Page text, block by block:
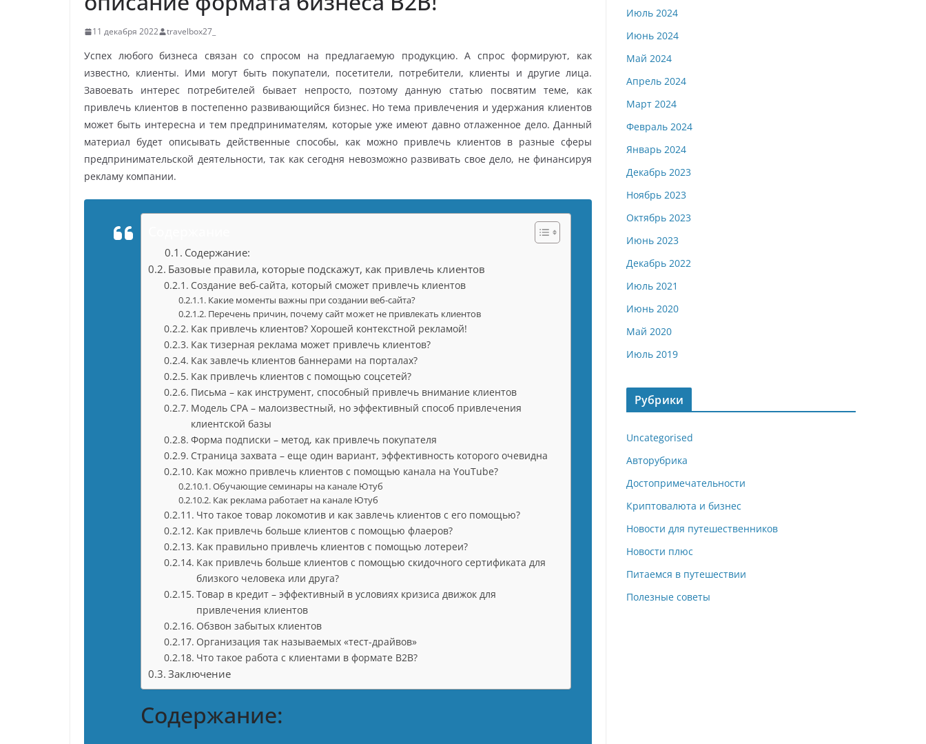
11 декабря 2022 travelbox27_
Успех любого бизнеса связан со спросом на предлагаемую продукцию. А спрос формируют, как
известно, клиенты. Ими могут быть покупатели, посетители, потребители, клиенты и другие лица.
Завоевать интерес потребителей бывает непросто, поэтому данную статью посвятим теме, как
привлечь клиентов в постепенно развивающийся бизнес. Но тема привлечения и удержания клиентов
может быть интересна и тем предпринимателям, которые уже имеют давно отлаженное дело. Данный
материал будет описывать действенные способы, как можно привлечь клиентов в разные сферы
предпринимательской деятельности, так как сегодня невозможно развивать свое дело, не финансируя
рекламу компании.
Содержание:
Базовые правила, которые подскажут, как привлечь клиентов
Создание веб-сайта, который сможет привлечь клиентов
Какие моменты важны при создании веб-сайта?
Перечень причин, почему сайт может не привлекать клиентов
Как привлечь клиентов? Хорошей контекстной рекламой!
Как тизерная реклама может привлечь клиентов?
Как завлечь клиентов баннерами на порталах?
Как привлечь клиентов с помощью соцсетей?
Письма – как инструмент, способный привлечь внимание клиентов
Модель СРА – малоизвестный, но эффективный способ привлечения
клиентской базы
Форма подписки – метод, как привлечь покупателя
Страница захвата – еще один вариант, эффективность которого очевидна
Как можно привлечь клиентов с помощью канала на YouTube?
Обучающие семинары на канале Ютуб
Как реклама работает на канале Ютуб
Что такое товар локомотив и как завлечь клиентов с его помощью?
Как привлечь больше клиентов с помощью флаеров?
Как правильно привлечь клиентов с помощью лотереи?
Как привлечь больше клиентов с помощью скидочного сертификата для
близкого человека или друга?
Товар в кредит – эффективный в условиях кризиса движок для
привлечения клиентов
Обзвон забытых клиентов
Организация так называемых «тест-драйвов»
Что такое работа с клиентами в формате В2В?
Заключение
Содержание:
Июль 2024
Июнь 2024
Май 2024
Апрель 2024
Март 2024
Февраль 2024
Январь 2024
Декабрь 2023
Ноябрь 2023
Октябрь 2023
Июнь 2023
Декабрь 2022
Июль 2021
Июнь 2020
Май 2020
Июль 2019
Рубрики
Uncategorised
Авторубрика
Достопримечательности
Криптовалюта и бизнес
Новости для путешественников
Новости плюс
Питаемся в путешествии
Полезные советы